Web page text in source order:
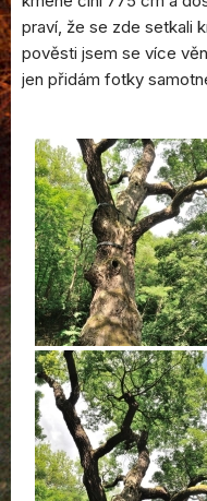
praví, že se zde setkali
pověsti jsem se více
jen přidám fotky